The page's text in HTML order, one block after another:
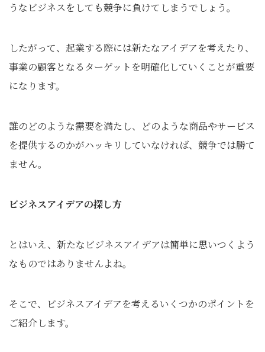
うなビジネスをしても競争に負けてしまうでしょう。
したがって、起業する際には新たなアイデアを考えたり、
事業の顧客となるターゲットを明確化していくことが重要
になります。
誰のどのような需要を満たし、どのような商品やサービス
を提供するのかがハッキリしていなければ、競争では勝て
ません。
ビジネスアイデアの探し方
とはいえ、新たなビジネスアイデアは簡単に思いつくよう
なものではありませんよね。
そこで、ビジネスアイデアを考えるいくつかのポイントを
ご紹介します。